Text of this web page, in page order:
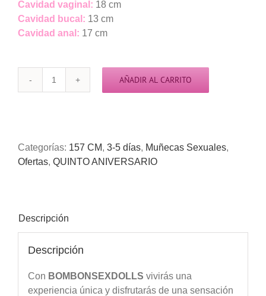
Cavidad vaginal: 18 cm
Cavidad bucal: 13 cm
Cavidad anal: 17 cm
SEX
a
7
AÑADIR AL CARRITO
Categorías: 157 CM, 3-5 días, Muñecas Sexuales,
Ofertas, QUINTO ANIVERSARIO
Descripción
Descripción
Con BOMBONSEXDOLLS vivirás una
experiencia única y disfrutarás de una sensación